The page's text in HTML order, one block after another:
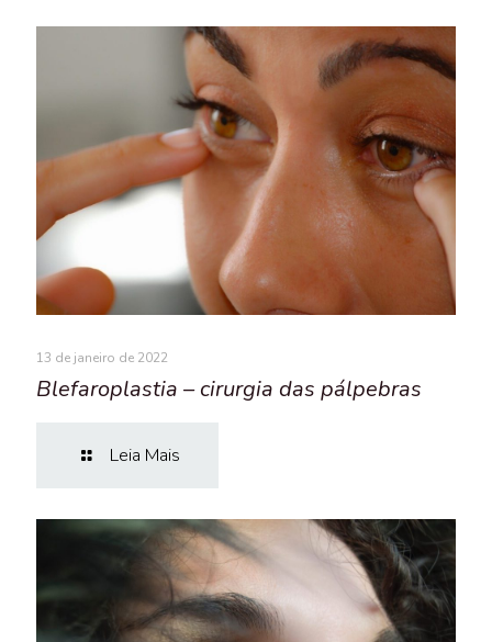
13 de janeiro de 2022
Blefaroplastia – cirurgia das pálpebras
Leia Mais